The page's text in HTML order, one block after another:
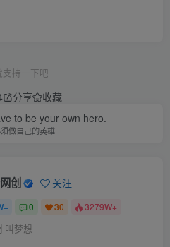
支持一下吧
分享
收藏
to be your own hero.
做自己的英雄
创 关注
0 30 3279W+
叫梦想